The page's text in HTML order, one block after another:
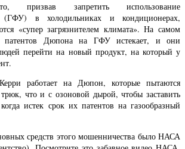
призвав запретить использование
(ГФУ) в холодильниках и кондиционерах,
«супер загрязнителем климата». На самом
патентов Дюпона на ГФУ истекает, и они
перейти на новый продукт, на который у
работает на Дюпон, которые пытаются
что и с озоновой дырой, чтобы заставить
истек срок их патентов на газообразный
средств этого мошенничества было НАСА